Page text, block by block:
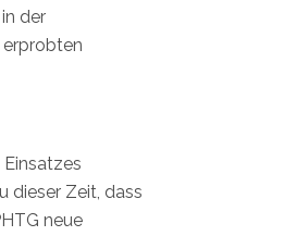
der
dieser Zeit, dass
neue